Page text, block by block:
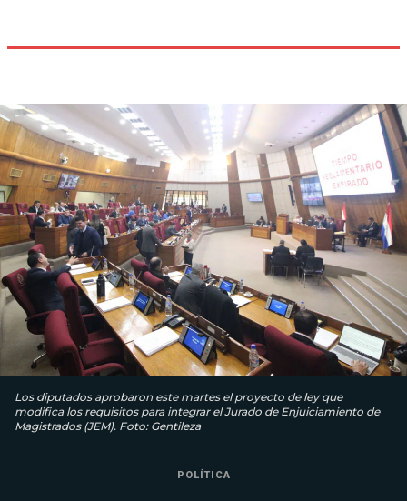
Los diputados aprobaron este martes el proyecto de ley que
modifica los requisitos para integrar el Jurado de Enjuiciamiento de
Magistrados (JEM). Foto: Gentileza
POLÍTICA